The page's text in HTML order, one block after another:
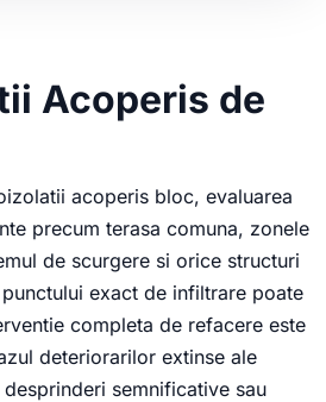
Acoperis de
acoperis bloc, evaluarea
precum terasa comuna, zonele
de scurgere si orice structuri
exact de infiltrare poate
completa de refacere este
deteriorarilor extinse ale
semnificative sau